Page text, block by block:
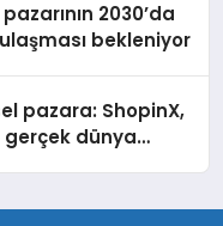
2030’da
bekleniyor
pazara: ShopinX,
dünya